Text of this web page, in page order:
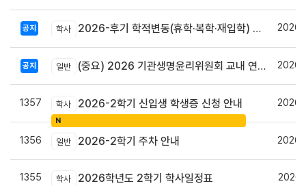
공지 학사 2026-후기 학적변동(휴학·복학·재입학) 안내
공지 일반 (중요) 2026 기관생명윤리위원회 교내 연구자 교육 사전신청 안내
1357 학사 2026-2학기 신입생 학생증 신청 안내
N
1356 일반 2026-2학기 주차 안내
1355 학사 2026학년도 2학기 학사일정표